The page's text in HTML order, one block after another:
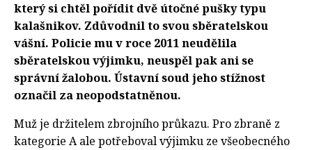
který si chtěl pořídit dvě útočné pušky typu
kalašnikov. Zdůvodnil to svou sběratelskou
vášní. Policie mu v roce 2011 neudělila
sběratelskou výjimku, neuspěl pak ani se
správní žalobou. Ústavní soud jeho stížnost
označil za neopodstatněnou.
Muž je držitelem zbrojního průkazu. Pro zbraně z
kategorie A ale potřeboval výjimku ze všeobecného